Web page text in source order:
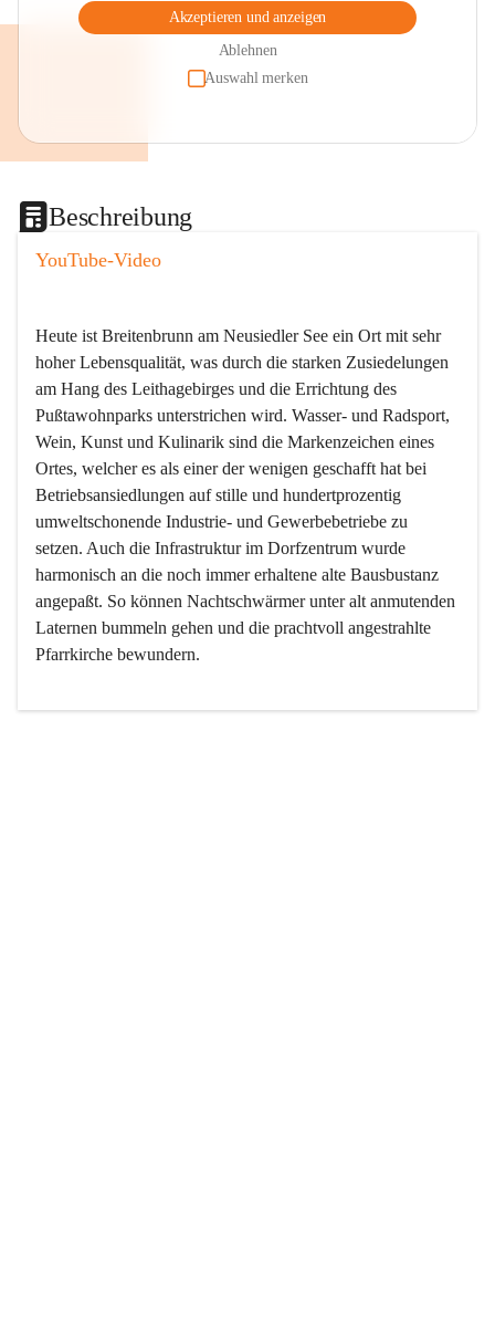
Akzeptieren und anzeigen
Ablehnen
Auswahl merken
Beschreibung
YouTube-Video
Heute ist Breitenbrunn am Neusiedler See ein Ort mit sehr
hoher Lebensqualität, was durch die starken Zusiedelungen
am Hang des Leithagebirges und die Errichtung des
Pußtawohnparks unterstrichen wird. Wasser- und Radsport,
Wein, Kunst und Kulinarik sind die Markenzeichen eines
Ortes, welcher es als einer der wenigen geschafft hat bei
Betriebsansiedlungen auf stille und hundertprozentig
umweltschonende Industrie- und Gewerbebetriebe zu
setzen. Auch die Infrastruktur im Dorfzentrum wurde
harmonisch an die noch immer erhaltene alte Bausbustanz
angepaßt. So können Nachtschwärmer unter alt anmutenden
Laternen bummeln gehen und die prachtvoll angestrahlte
Pfarrkirche bewundern.
Der Weinbau dominert heute nicht mehr, ist aber integrativer